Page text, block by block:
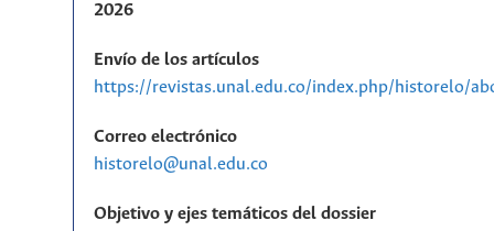
2026
Envío de los artículos
https://revistas.unal.edu.co/index.php/historelo/
Correo electrónico
historelo@unal.edu.co
Objetivo y ejes temáticos del dossier